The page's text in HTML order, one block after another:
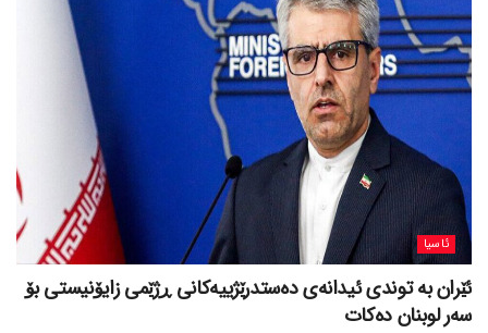
ئاسیا
ئێران بە توندی ئیدانەی دەستدرێژییەکانی ڕژێمی زایۆنیستی بۆ
سەر لوبنان دەکات